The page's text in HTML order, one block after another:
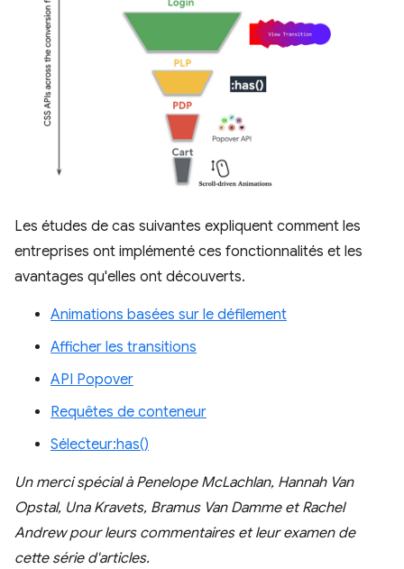
Les études de cas suivantes expliquent comment les
entreprises ont implémenté ces fonctionnalités et les
avantages qu'elles ont découverts.
Animations basées sur le défilement
Afficher les transitions
API Popover
Requêtes de conteneur
Sélecteur:has()
Un merci spécial à Penelope McLachlan, Hannah Van
Opstal, Una Kravets, Bramus Van Damme et Rachel
Andrew pour leurs commentaires et leur examen de
cette série d'articles.